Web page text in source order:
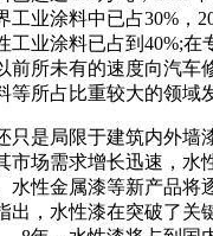
工业涂料中已占30%，
工业涂料已占到40%;在
前所未有的速度向汽车
等所占比重较大的领域
只是局限于建筑内外墙
市场需求增长迅速，水
水性金属漆等新产品将
出，水性漆在突破了关